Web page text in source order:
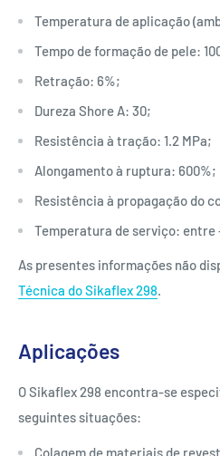
Temperatura de aplicação
Tempo de formação de pele:
Retração: 6%;
Dureza Shore A: 30;
Resistência à tração: 1.2 MPa;
Alongamento à ruptura: 600%;
Resistência à propagação do
Temperatura de serviço: entre -
As presentes informações não
Técnica do Sikaflex 298.
Aplicações
O Sikaflex 298 encontra-se
seguintes situações:
Colagem de materiais de